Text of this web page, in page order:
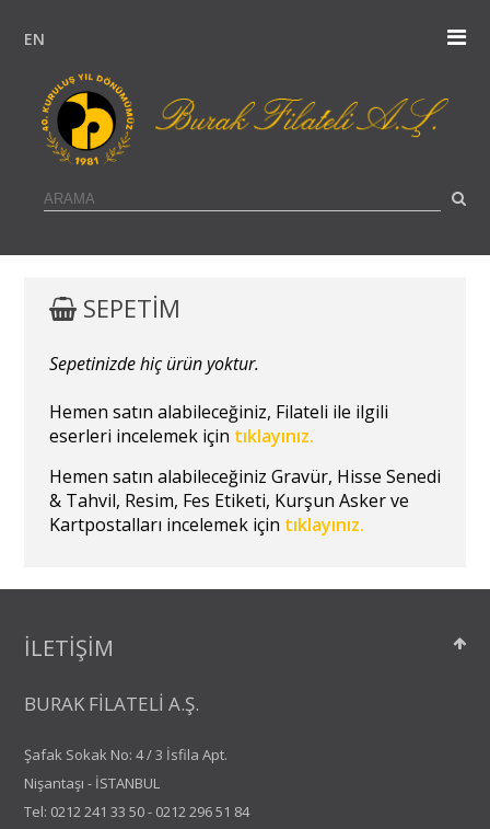
EN
SEPETİM
Sepetinizde hiç ürün yoktur.
Hemen satın alabileceğiniz, Filateli ile ilgili
eserleri incelemek için tıklayınız.
Hemen satın alabileceğiniz Gravür, Hisse Senedi
& Tahvil, Resim, Fes Etiketi, Kurşun Asker ve
Kartpostalları incelemek için tıklayınız.
İLETİŞİM
BURAK FİLATELİ A.Ş.
Şafak Sokak No: 4 / 3 İsfila Apt.
Nişantaşı - İSTANBUL
Tel: 0212 241 33 50- 0212 296 51 84